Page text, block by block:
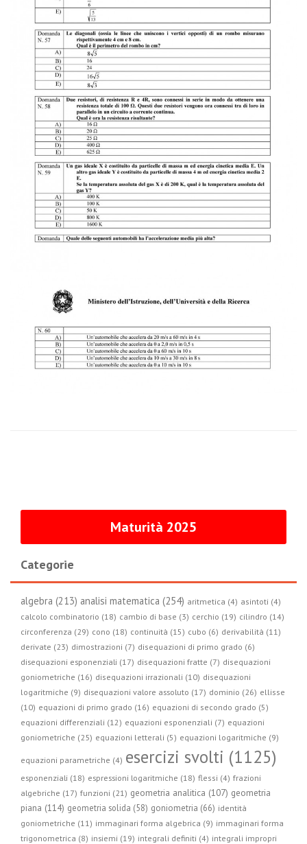
Maturità 2025
Categorie
algebra (213) analisi matematica (254) aritmetica (4) asintoti (4)
calcolo combinatorio (18) cambio di base (3) cerchio (19) cilindro (14)
circonferenza (29) cono (18) continuità (15) cubo (6) derivabilità (11)
derivate (23) dimostrazioni (7) disequazioni di primo grado (6)
disequazioni esponenziali (17) disequazioni fratte (7) disequazioni
goniometriche (16) disequazioni irrazionali (10) disequazioni
logaritmiche (9) disequazioni valore assoluto (17) dominio (26) ellisse
(10) equazioni di primo grado (16) equazioni di secondo grado (5)
equazioni differenziali (12) equazioni esponenziali (7) equazioni
goniometriche (25) equazioni letterali (5) equazioni logaritmiche (9)
equazioni parametriche (4) esercizi svolti (1125)
esponenziali (18) espressioni logaritmiche (18) flessi (4) frazioni
algebriche (17) funzioni (21) geometria analitica (107) geometria
piana (114) geometria solida (58) goniometria (66) identità
goniometriche (11) immaginari forma algebrica (9) immaginari forma
trigonometrica (8) insiemi (19) integrali definiti (4) integrali impropri